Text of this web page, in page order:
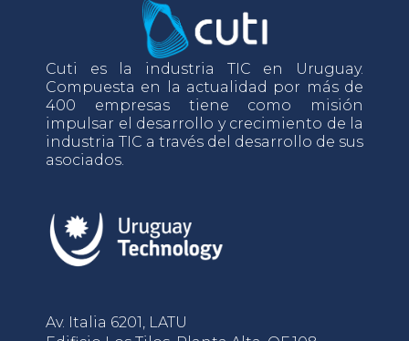
Cuti es la industria TIC en Uruguay.
Compuesta en la actualidad por más de
400 empresas tiene como misión
impulsar el desarrollo y crecimiento de la
industria TIC a través del desarrollo de sus
asociados.
Av. Italia 6201, LATU